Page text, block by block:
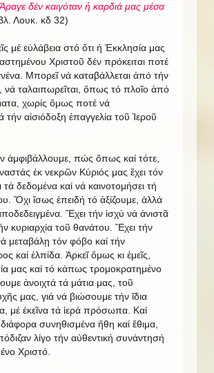
δέν καιγόταν ἡ καρδιά μας μέσα
Λουκ. κδ 32)
μέ εὐλάβεια στό ὅτι ἡ Ἐκκλησία μας
Χριστοῦ δέν πρόκειται ποτέ
Μπορεῖ νά καταβάλλεται ἀπό τήν
ταλαιπωρεῖται, ὅπως τό πλοῖο ἀπό
χωρίς ὅμως ποτέ νά
τήν αἰσιόδοξη ἐπαγγελία τοῦ Ἱεροῦ
ἀμφιβάλλουμε, πώς ὅπως καί τότε,
ἐκ νεκρῶν Κύριός μας ἔχει τόν
δεδομένα καί νά καινοτομήσει τή
Ὄχι ἴσως ἐπειδή τό ἀξίζουμε, ἀλλά
Ἔχει τήν ἰσχύ νά ἀνιστᾶ
κυριαρχία τοῦ θανάτου. Ἔχει τήν
μεταβάλῃ τόν φόβο καί τήν
καί ἐλπίδα. Ἀρκεῖ ὅμως κι ἐμεῖς,
μας καί τό κάπως τρομοκρατημένο
ἀνοιχτά τά μάτια μας, τοῦ
μας, γιά νά βιώσουμε τήν ἴδια
μέ ἐκεῖνα τά ἱερά πρόσωπα. Καί
συνηθισμένα ἤθη καί ἔθιμα,
λίγο τήν αὐθεντική συνάντησή
Χριστό.